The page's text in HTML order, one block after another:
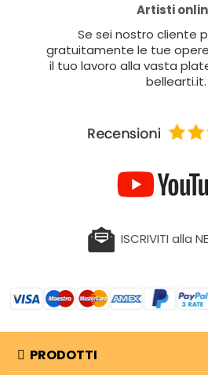
Artisti
Se sei nostro cliente
gratuitamente le tue
il tuo lavoro alla vasta
bellearti.it.
ISCRIVITI alla
PRODOTTI